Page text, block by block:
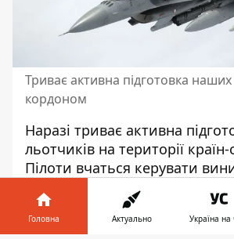
Триває активна підготовка наших
кордоном
Наразі триває активна
льотчиків на території
Пілоти вчаться керувати
. Цей процес йде дуже
фронті нові "пташки" можуть з
вже навесні наступного року.
Головна Актуально Україна на